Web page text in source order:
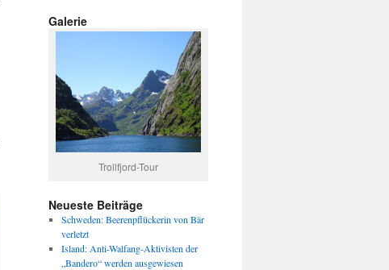
Galerie
Trollfjord-Tour
Neueste Beiträge
Schweden: Beerenpflückerin von Bär
verletzt
Island: Anti-Walfang-Aktivisten der
„Bandero“ werden ausgewiesen